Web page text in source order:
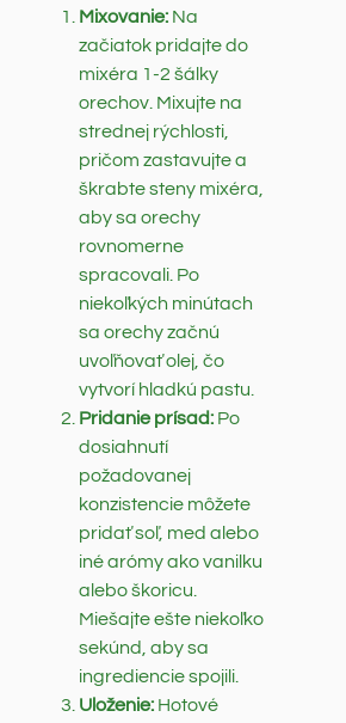
Mixovanie: Na
začiatok pridajte do
mixéra 1-2 šálky
orechov. Mixujte na
strednej rýchlosti,
pričom zastavujte a
škrabte steny mixéra,
aby sa orechy
rovnomerne
spracovali. Po
niekoľkých minútach
sa orechy začnú
uvoľňovať olej, čo
vytvorí hladkú pastu.
Pridanie prísad: Po
dosiahnutí
požadovanej
konzistencie môžete
pridať soľ, med alebo
iné arómy ako vanilku
alebo škoricu.
Miešajte ešte niekoľko
sekúnd, aby sa
ingrediencie spojili.
Uloženie: Hotové